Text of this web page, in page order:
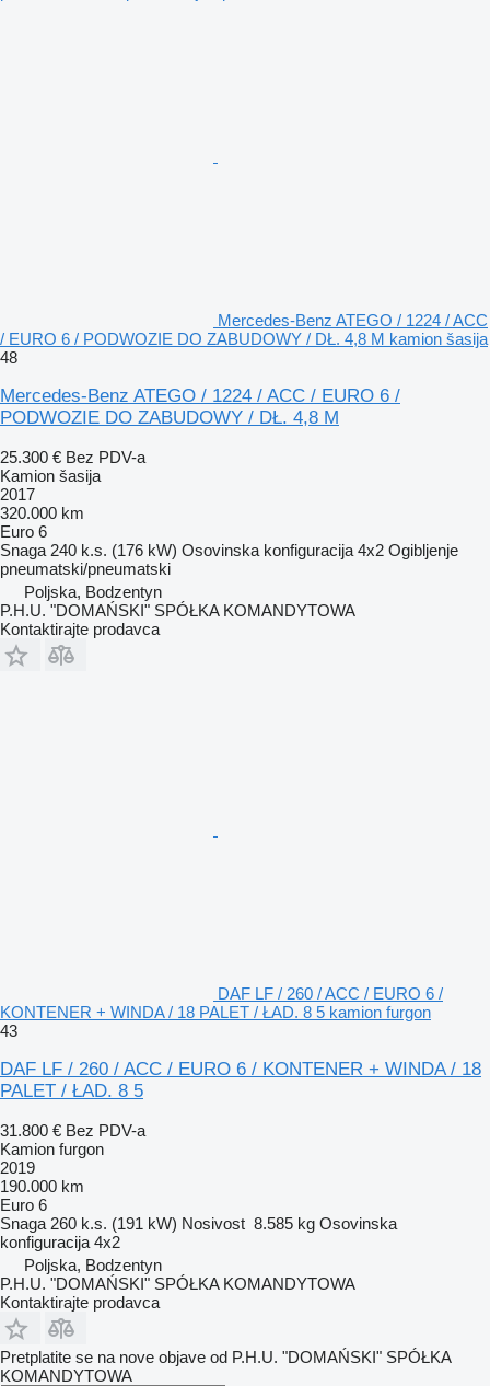
Mercedes-Benz ATEGO / 1224 / ACC
/ EURO 6 / PODWOZIE DO ZABUDOWY / DŁ. 4,8 M kamion šasija
48
Mercedes-Benz ATEGO / 1224 / ACC / EURO 6 /
PODWOZIE DO ZABUDOWY / DŁ. 4,8 M
25.300 € Bez PDV-a
Kamion šasija
2017
320.000 km
Euro 6
Snaga 240 k.s. (176 kW) Osovinska konfiguracija 4x2 Ogibljenje
pneumatski/pneumatski
Poljska, Bodzentyn
P.H.U. "DOMAŃSKI" SPÓŁKA KOMANDYTOWA
Kontaktirajte prodavca
DAF LF / 260 / ACC / EURO 6 /
KONTENER + WINDA / 18 PALET / ŁAD. 8 5 kamion furgon
43
DAF LF / 260 / ACC / EURO 6 / KONTENER + WINDA / 18
PALET / ŁAD. 8 5
31.800 € Bez PDV-a
Kamion furgon
2019
190.000 km
Euro 6
Snaga 260 k.s. (191 kW) Nosivost 8.585 kg Osovinska
konfiguracija 4x2
Poljska, Bodzentyn
P.H.U. "DOMAŃSKI" SPÓŁKA KOMANDYTOWA
Kontaktirajte prodavca
Pretplatite se na nove objave od P.H.U. "DOMAŃSKI" SPÓŁKA
KOMANDYTOWA